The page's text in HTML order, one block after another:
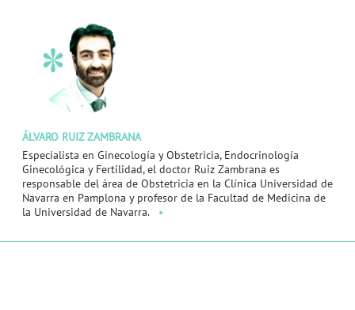
ÁLVARO RUIZ ZAMBRANA
Especialista en Ginecología y Obstetricia, Endocrinología
Ginecológica y Fertilidad, el doctor Ruiz Zambrana es
responsable del área de Obstetricia en la Clínica Universidad de
Navarra en Pamplona y profesor de la Facultad de Medicina de
la Universidad de Navarra.